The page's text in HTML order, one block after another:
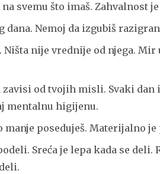
svemu što imaš. Zahvalnost
dana. Nemoj da izgubiš
Ništa nije vrednije od njega.
od tvojih misli. Svaki dan
mentalnu higijenu.
manje poseduješ. Materijalno
Sreća je lepa kada se deli.